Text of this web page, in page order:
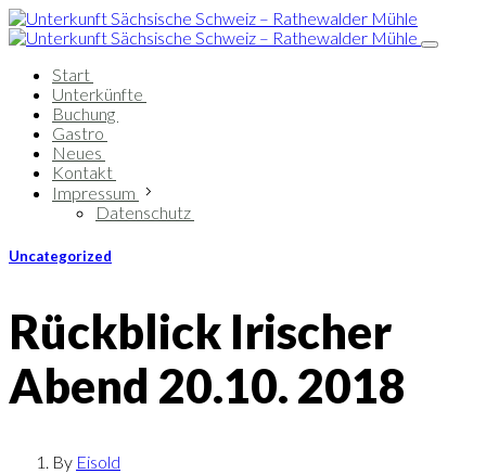
Start
Unterkünfte
Buchung
Gastro
Neues
Kontakt
Impressum
Datenschutz
Uncategorized
Rückblick Irischer
Abend 20.10. 2018
By Eisold